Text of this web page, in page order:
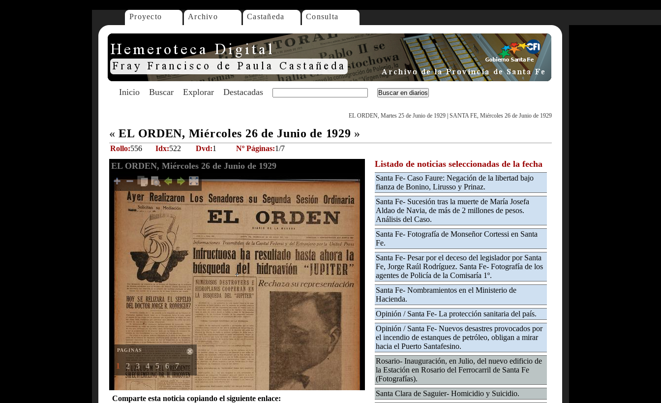
Proyecto Archivo Castañeda Consulta
Inicio Buscar Explorar Destacadas
EL ORDEN, Martes 25 de Junio de 1929 SANTA FE, Miércoles 26 de Junio de 1929
« EL ORDEN, Miércoles 26 de Junio de 1929 »
Rollo:556 Idx:522 Dvd:1 Nº Páginas:1/7
EL ORDEN, Miércoles 26 de Junio de 1929
PAGINAS
1 2 3 4 5 6 7
Comparte esta noticia copiando el siguiente enlace:
Listado de noticias seleccionadas de la fecha
Santa Fe- Caso Faure: Negación de la libertad bajo
fianza de Bonino, Lirusso y Prinaz.
Santa Fe- Sucesión tras la muerte de María Josefa
Aldao de Navia, de más de 2 millones de pesos.
Análisis del Caso.
Santa Fe- Fotografía de Monseñor Cortessi en Santa
Fe.
Santa Fe- Pesar por el deceso del legislador por Santa
Fe, Jorge Raúl Rodríguez. Santa Fe- Fotografía de los
agentes de Policía de la Comisaría 1º.
Santa Fe- Nombramientos en el Ministerio de
Hacienda.
Opinión / Santa Fe- La protección sanitaria del país.
Opinión / Santa Fe- Nuevos desastres provocados por
el incendio de estanques de petróleo, obligan a mirar
hacia el Puerto Santafesino.
Rosario- Inauguración, en Julio, del nuevo edificio de
la Estación en Rosario del Ferrocarril de Santa Fe
(Fotografías).
Santa Clara de Saguier- Homicidio y Suicidio.